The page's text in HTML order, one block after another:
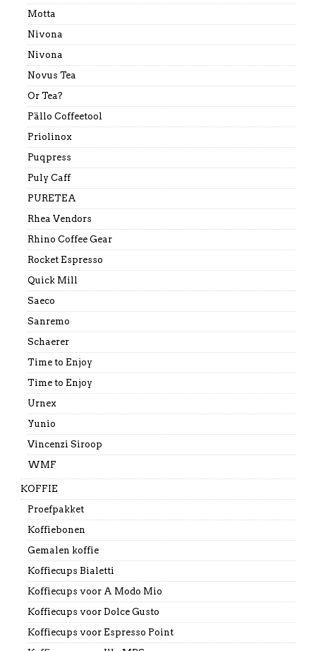
Motta
Nivona
Nivona
Novus Tea
Or Tea?
Pällo Coffeetool
Priolinox
Puqpress
Puly Caff
PURETEA
Rhea Vendors
Rhino Coffee Gear
Rocket Espresso
Quick Mill
Saeco
Sanremo
Schaerer
Time to Enjoy
Time to Enjoy
Urnex
Yunio
Vincenzi Siroop
WMF
KOFFIE
Proefpakket
Koffiebonen
Gemalen koffie
Koffiecups Bialetti
Koffiecups voor A Modo Mio
Koffiecups voor Dolce Gusto
Koffiecups voor Espresso Point